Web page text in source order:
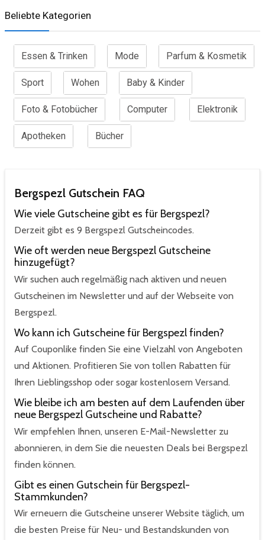
Beliebte Kategorien
Essen & Trinken Mode Parfum & Kosmetik
Sport Wohen Baby & Kinder
Foto & Fotobücher Computer Elektronik
Apotheken Bücher
Bergspezl Gutschein FAQ
Wie viele Gutscheine gibt es für Bergspezl?
Derzeit gibt es 9 Bergspezl Gutscheincodes.
Wie oft werden neue Bergspezl Gutscheine
hinzugefügt?
Wir suchen auch regelmäßig nach aktiven und neuen
Gutscheinen im Newsletter und auf der Webseite von
Bergspezl.
Wo kann ich Gutscheine für Bergspezl finden?
Auf Couponlike finden Sie eine Vielzahl von Angeboten
und Aktionen. Profitieren Sie von tollen Rabatten für
Ihren Lieblingsshop oder sogar kostenlosem Versand.
Wie bleibe ich am besten auf dem Laufenden über
neue Bergspezl Gutscheine und Rabatte?
Wir empfehlen Ihnen, unseren E-Mail-Newsletter zu
abonnieren, in dem Sie die neuesten Deals bei Bergspezl
finden können.
Gibt es einen Gutschein für Bergspezl-
Stammkunden?
Wir erneuern die Gutscheine unserer Website täglich, um
die besten Preise für Neu- und Bestandskunden von